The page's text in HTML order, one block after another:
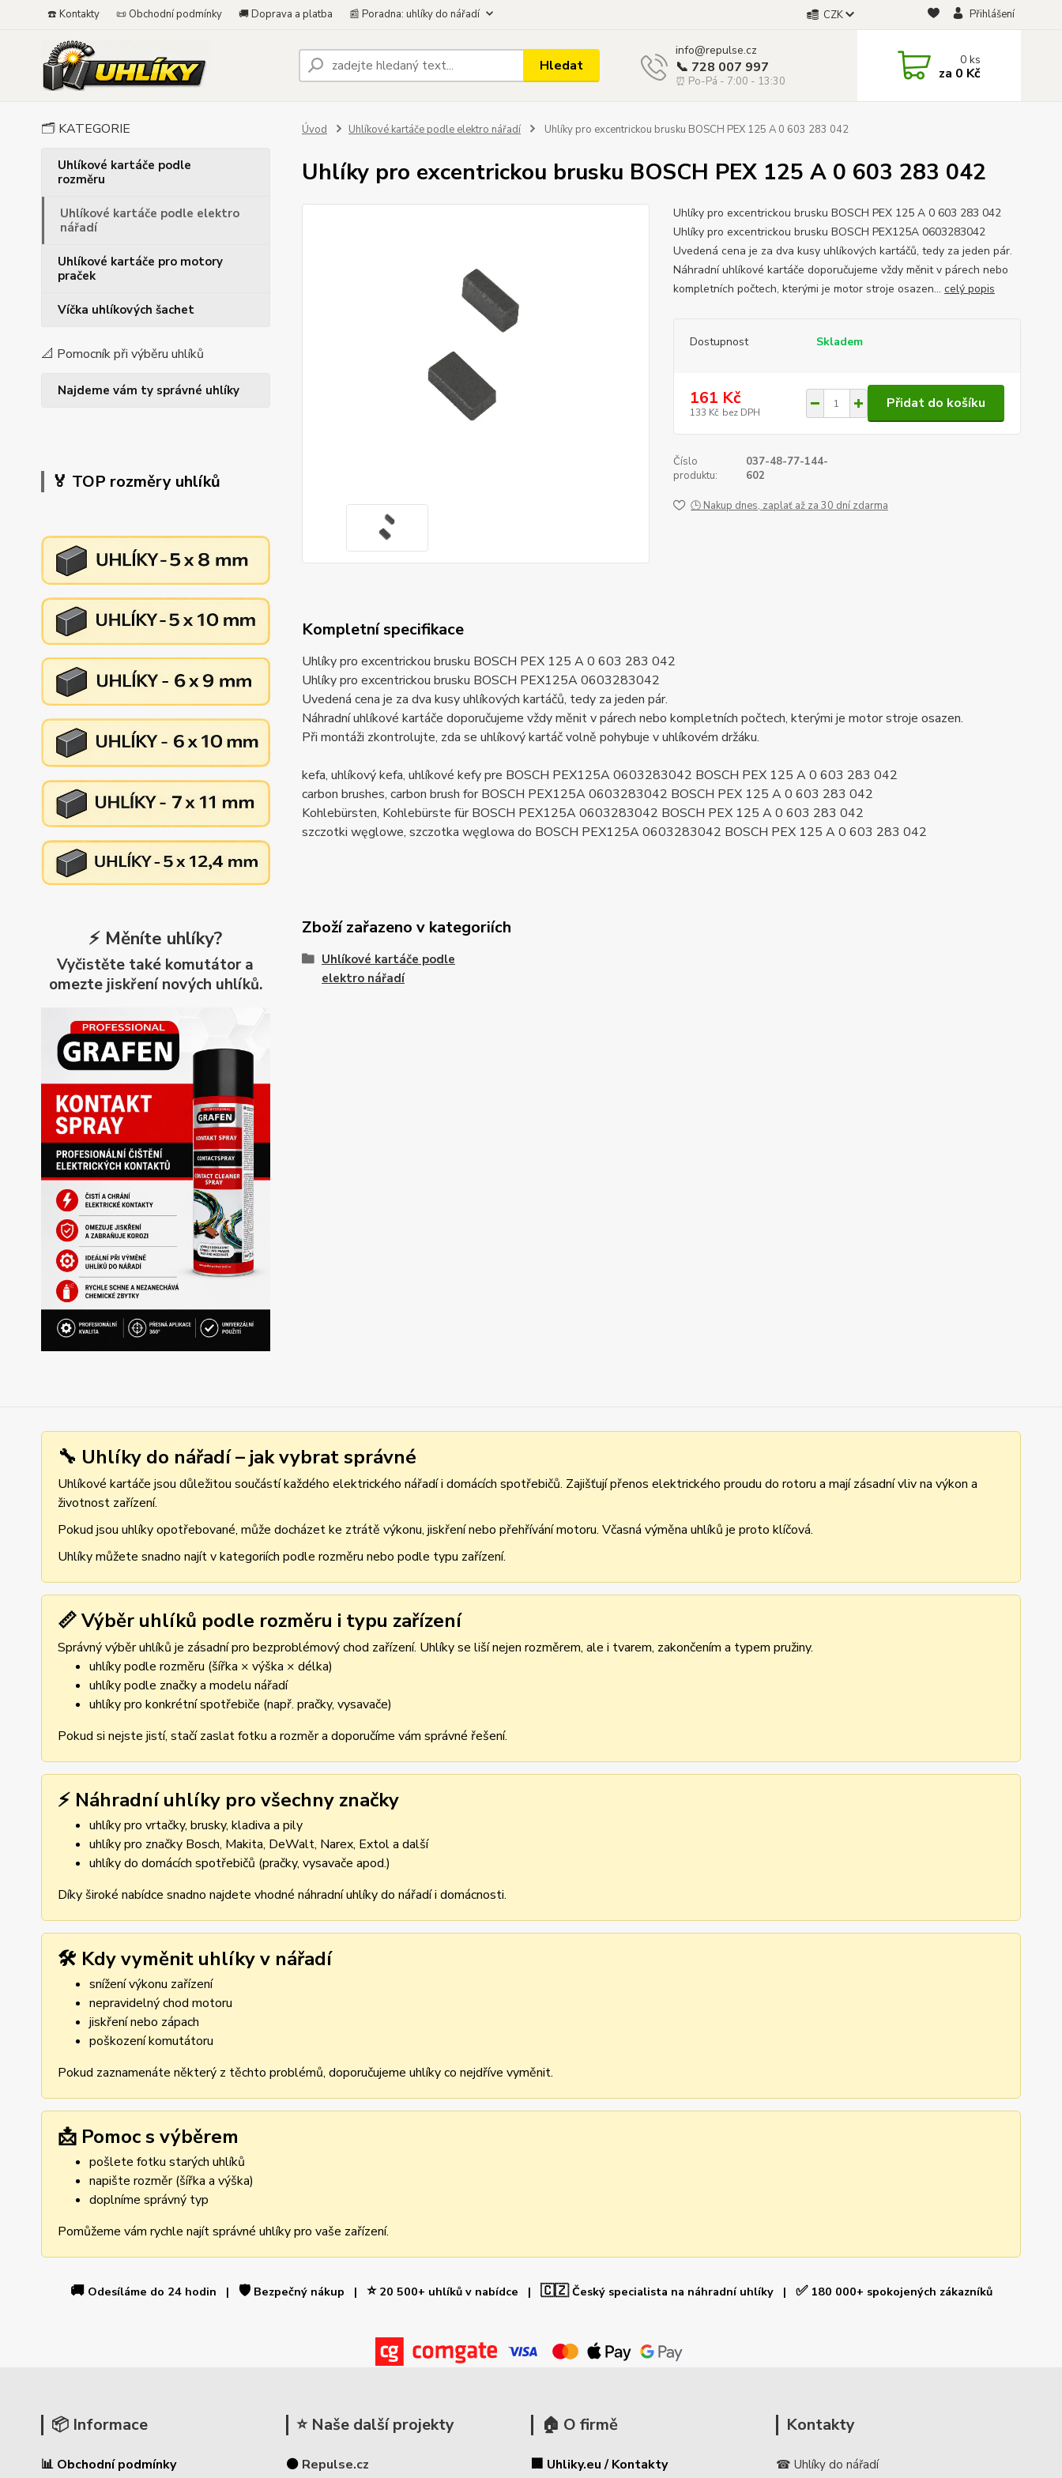
☎️ Kontakty 📜 Obchodní podmínky 🚚 Doprava a platba 📰 Poradna: uhlíky do nářadí CZK Přihlášení
Hledat
info@repulse.cz
📞 728 007 997
⏰ Po-Pá - 7:00 - 13:30
0ks
za 0 Kč
🗂️ KATEGORIE
Uhlíkové kartáče podle
rozměru
Uhlíkové kartáče podle elektro
nářadí
Uhlíkové kartáče pro motory
praček
Víčka uhlíkových šachet
📐 Pomocník při výběru uhlíků
Najdeme vám ty správné uhlíky
🏅 TOP rozměry uhlíků
⚡ Měníte uhlíky?
Vyčistěte také komutátor a
omezte jiskření nových uhlíků.
Úvod Uhlíkové kartáče podle elektro nářadí Uhlíky pro excentrickou brusku BOSCH PEX 125 A 0 603 283 042
Uhlíky pro excentrickou brusku BOSCH PEX 125 A 0 603 283 042
Uhlíky pro excentrickou brusku BOSCH PEX 125 A 0 603 283 042
Uhlíky pro excentrickou brusku BOSCH PEX125A 0603283042
Uvedená cena je za dva kusy uhlíkových kartáčů, tedy za jeden pár.
Náhradní uhlíkové kartáče doporučujeme vždy měnit v párech nebo
kompletních počtech, kterými je motor stroje osazen... celý popis
Dostupnost Skladem
161 Kč
133 Kč bez DPH
Přidat do košíku
Číslo
produktu:
037-48-77-144-
602
🕒 Nakup dnes, zaplať až za 30 dní zdarma
Kompletní specifikace
Uhlíky pro excentrickou brusku BOSCH PEX 125 A 0 603 283 042
Uhlíky pro excentrickou brusku BOSCH PEX125A 0603283042
Uvedená cena je za dva kusy uhlíkových kartáčů, tedy za jeden pár.
Náhradní uhlíkové kartáče doporučujeme vždy měnit v párech nebo kompletních počtech, kterými je motor stroje osazen.
Při montáži zkontrolujte, zda se uhlíkový kartáč volně pohybuje v uhlíkovém držáku.
kefa, uhlíkový kefa, uhlíkové kefy pre BOSCH PEX125A 0603283042 BOSCH PEX 125 A 0 603 283 042
carbon brushes, carbon brush for BOSCH PEX125A 0603283042 BOSCH PEX 125 A 0 603 283 042
Kohlebürsten, Kohlebürste für BOSCH PEX125A 0603283042 BOSCH PEX 125 A 0 603 283 042
szczotki węglowe, szczotka węglowa do BOSCH PEX125A 0603283042 BOSCH PEX 125 A 0 603 283 042
Zboží zařazeno v kategoriích
Uhlíkové kartáče podle
elektro nářadí
🔧 Uhlíky do nářadí – jak vybrat správné
Uhlíkové kartáče jsou důležitou součástí každého elektrického nářadí i domácích spotřebičů. Zajišťují přenos elektrického proudu do rotoru a mají zásadní vliv na výkon a
životnost zařízení.
Pokud jsou uhlíky opotřebované, může docházet ke ztrátě výkonu, jiskření nebo přehřívání motoru. Včasná výměna uhlíků je proto klíčová.
Uhlíky můžete snadno najít v kategoriích podle rozměru nebo podle typu zařízení.
📏 Výběr uhlíků podle rozměru i typu zařízení
Správný výběr uhlíků je zásadní pro bezproblémový chod zařízení. Uhlíky se liší nejen rozměrem, ale i tvarem, zakončením a typem pružiny.
uhlíky podle rozměru (šířka × výška × délka)
uhlíky podle značky a modelu nářadí
uhlíky pro konkrétní spotřebiče (např. pračky, vysavače)
Pokud si nejste jistí, stačí zaslat fotku a rozměr a doporučíme vám správné řešení.
⚡ Náhradní uhlíky pro všechny značky
uhlíky pro vrtačky, brusky, kladiva a pily
uhlíky pro značky Bosch, Makita, DeWalt, Narex, Extol a další
uhlíky do domácích spotřebičů (pračky, vysavače apod.)
Díky široké nabídce snadno najdete vhodné náhradní uhlíky do nářadí i domácnosti.
🛠️ Kdy vyměnit uhlíky v nářadí
snížení výkonu zařízení
nepravidelný chod motoru
jiskření nebo zápach
poškození komutátoru
Pokud zaznamenáte některý z těchto problémů, doporučujeme uhlíky co nejdříve vyměnit.
📩 Pomoc s výběrem
pošlete fotku starých uhlíků
napište rozměr (šířka a výška)
doplníme správný typ
Pomůžeme vám rychle najít správné uhlíky pro vaše zařízení.
🚚Odesíláme do 24 hodin | 🛡️Bezpečný nákup | ⭐20 500+ uhlíků v nabídce | 🇨🇿Český specialista na náhradní uhlíky | ✅180 000+ spokojených zákazníků
📦 Informace
📊 Obchodní podmínky
⭐ Naše další projekty
⚫ Repulse.cz
🏠 O firmě
🏢 Uhliky.eu / Kontakty
Kontakty
☎ Uhlíky do nářadí